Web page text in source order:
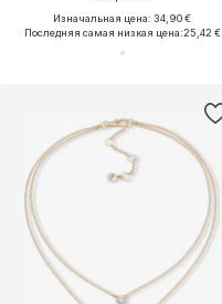
Изначальная цена: 34,90 €
Последняя самая низкая цена:25,42 €